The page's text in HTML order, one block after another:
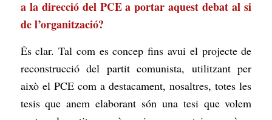
a la direcció del PCE a portar aquest debat al si
de l’organització?
És clar. Tal com es concep fins avui el projecte de
reconstrucció del partit comunista, utilitzant per
això el PCE com a destacament, nosaltres, totes les
tesis que anem elaborant són una tesi que volem